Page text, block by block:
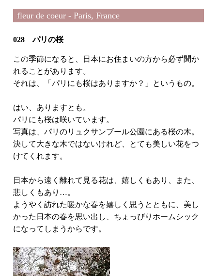
fleur de coeur - Paris, France
028 パリの桜
この季節になると、日本にお住まいの方から必ず聞か
れることがあります。
それは、「パリにも桜はありますか？」というもの。
はい、ありますとも。
パリにも桜は咲いています。
写真は、パリのリュクサンブール公園にある桜の木。
決して大きな木ではないけれど、とても美しい花をつ
けてくれます。
日本から遠く離れて見る花は、嬉しくもあり、また、
悲しくもあり…。
ようやく訪れた暖かな春を嬉しく思うとともに、美し
かった日本の春を思い出し、ちょっぴりホームシック
になってしまうからです。